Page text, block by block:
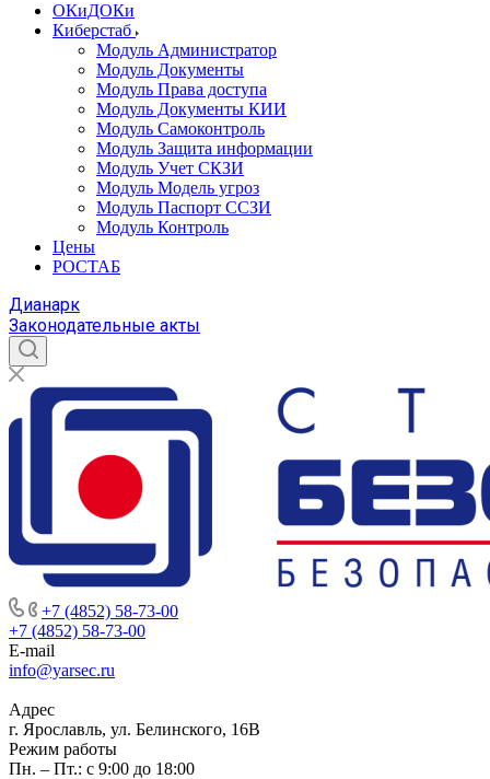
ОКиДОКи
Киберстаб
Модуль Администратор
Модуль Документы
Модуль Права доступа
Модуль Документы КИИ
Модуль Самоконтроль
Модуль Защита информации
Модуль Учет СКЗИ
Модуль Модель угроз
Модуль Паспорт ССЗИ
Модуль Контроль
Цены
РОСТАБ
Дианарк
Законодательные акты
+7 (4852) 58-73-00
+7 (4852) 58-73-00
E-mail
info@yarsec.ru
Адрес
г. Ярославль, ул. Белинского, 16В
Режим работы
Пн. – Пт.: с 9:00 до 18:00